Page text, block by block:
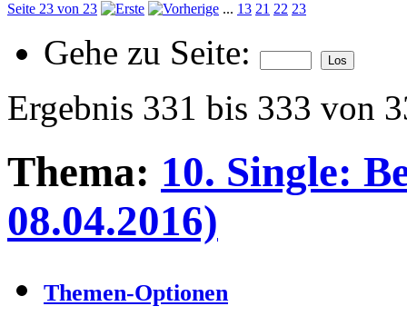
Seite 23 von 23 ... 13 21 22 23
Gehe zu Seite:
Ergebnis 331 bis 333 von
Thema: 10. Single:
08.04.2016)
Themen-Optionen